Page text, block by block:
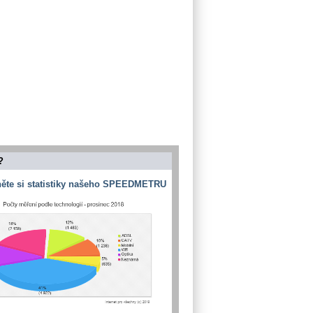
si statistiky našeho SPEEDMETRU